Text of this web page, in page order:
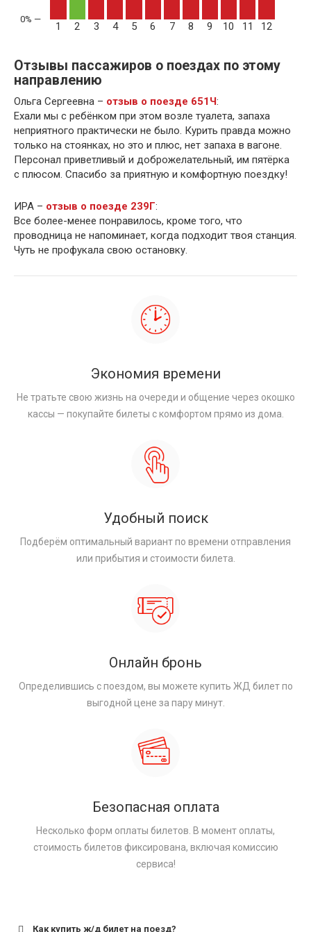
1 2 3 4 5 6 7 8 9 10 11 12
Отзывы пассажиров о поездах по этому
направлению
Ольга Сергеевна – отзыв о поезде 651Ч:
Ехали мы с ребёнком при этом возле туалета, запаха
неприятного практически не было. Курить правда можно
только на стоянках, но это и плюс, нет запаха в вагоне.
Персонал приветливый и доброжелательный, им пятёрка
с плюсом. Спасибо за приятную и комфортную поездку!
ИРА – отзыв о поезде 239Г:
Все более-менее понравилось, кроме того, что
проводница не напоминает, когда подходит твоя станция.
Чуть не профукала свою остановку.
Экономия времени
Не тратьте свою жизнь на очереди и общение через окошко
кассы — покупайте билеты с комфортом прямо из дома.
Удобный поиск
Подберём оптимальный вариант по времени отправления
или прибытия и стоимости билета.
Онлайн бронь
Определившись с поездом, вы можете купить ЖД билет по
выгодной цене за пару минут.
Безопасная оплата
Несколько форм оплаты билетов. В момент оплаты,
стоимость билетов фиксирована, включая комиссию
сервиса!
Как купить ж/д билет на поезд?